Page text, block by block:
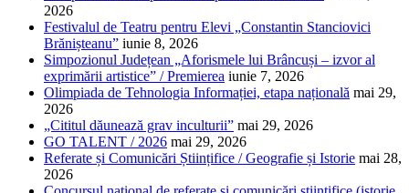
2026
Festivalul de Teatru pentru Elevi „Constantin Stanciovici
Brănișteanu” iunie 8, 2026
Simpozionul Județean „Aforismele lui Brâncuși – izvor al
exprimării artistice” / Premierea iunie 7, 2026
Olimpiada de Tehnologia Informației, etapa națională mai 29,
2026
„Cititul dăunează grav inculturii” mai 29, 2026
GO TALENT / 2026 mai 29, 2026
Referate și Comunicări Științifice / Geografie și Istorie mai 28,
2026